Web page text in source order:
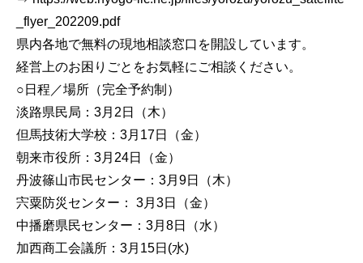
_flyer_202209.pdf
県内各地で無料の現地相談窓口を開設しています。
経営上のお困りごとをお気軽にご相談ください。
○日程／場所（完全予約制）
淡路県民局：3月2日（木）
但馬技術大学校：3月17日（金）
朝来市役所：3月24日（金）
丹波篠山市民センター：3月9日（木）
宍粟防災センター： 3月3日（金）
中播磨県民センター：3月8日（水）
加西商工会議所：3月15日(水)